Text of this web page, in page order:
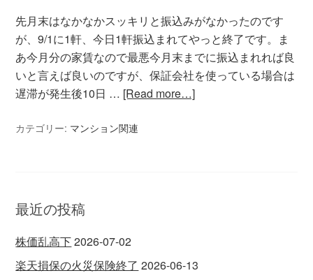
先月末はなかなかスッキリと振込みがなかったのです
が、9/1に1軒、今日1軒振込まれてやっと終了です。ま
あ今月分の家賃なので最悪今月末までに振込まれれば良
いと言えば良いのですが、保証会社を使っている場合は
遅滞が発生後10日 … [Read more…]
カテゴリー: マンション関連
最近の投稿
株価乱高下2026-07-02
楽天損保の火災保険終了 2026-06-13